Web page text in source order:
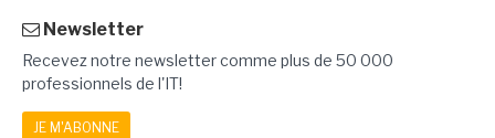
Newsletter
Recevez notre newsletter comme plus de 50 000
professionnels de l'IT!
JE M'ABONNE